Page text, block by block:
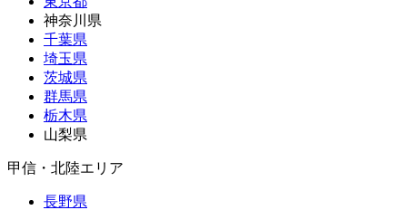
神奈川県
千葉県
埼玉県
茨城県
群馬県
栃木県
山梨県
甲信・北陸エリア
長野県